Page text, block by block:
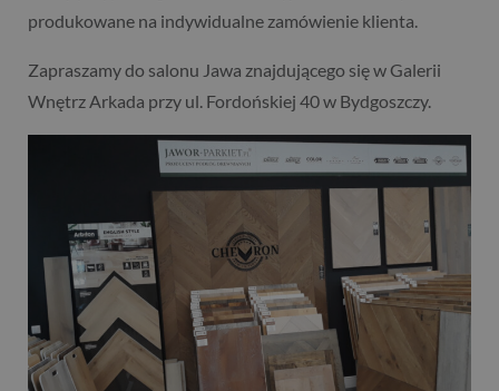
produkowane na indywidualne zamówienie klienta.
Zapraszamy do salonu Jawa znajdującego się w Galerii
Wnętrz Arkada przy ul. Fordońskiej 40 w Bydgoszczy.